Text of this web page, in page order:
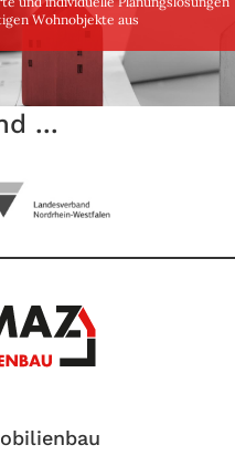
Wohnobjekte aus
...